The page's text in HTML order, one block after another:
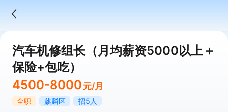
汽车机修组长（月均薪资5000以上＋
保险+包吃）
4500-8000 元/月
全职 麒麟区
招5人